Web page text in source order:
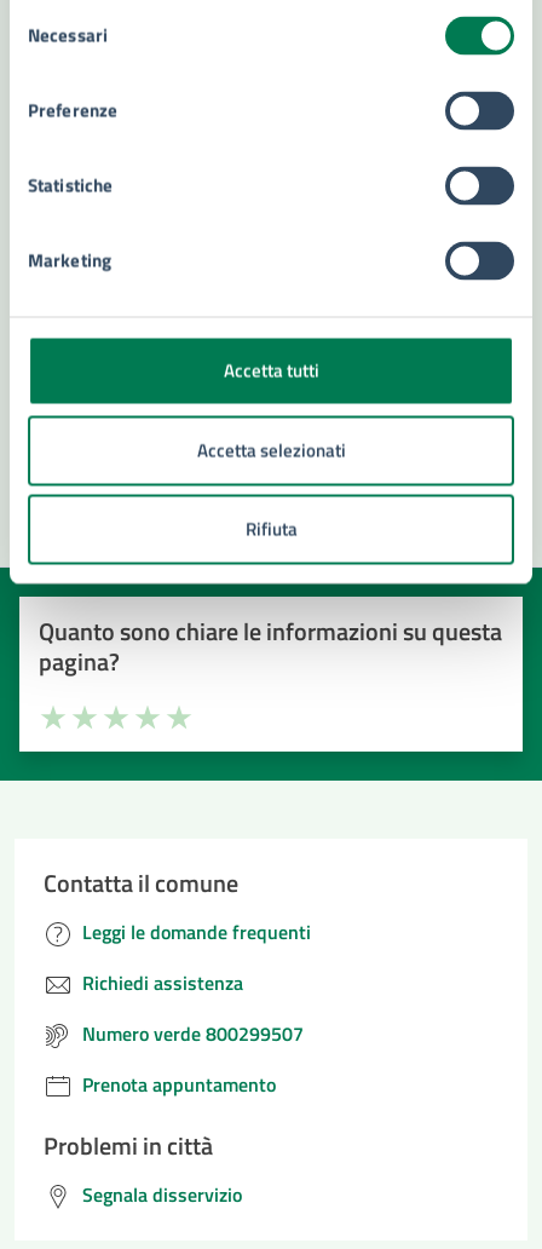
delNecessari
Preferenze
Statistiche
Marketing
Accetta tutti
Accetta selezionati
Rifiuta
Consulta per le persone con disabilità
Quanto sono chiare le informazioni su questa
pagina?
Valuta la chiarezza delle informazioni (da 1 a 5 stelle)
Seleziona il numero di stelle per valutare la chiarezza delle
Valuta 5 stelle su 5
Valuta 4 stelle su 5
Valuta 3 stelle su 5
Valuta 2 stelle su 5
Valuta 1 stelle su 5
Contatta il comune
Leggi le domande frequenti
Richiedi assistenza
Numero verde 800299507
Prenota appuntamento
Problemi in città
Segnala disservizio